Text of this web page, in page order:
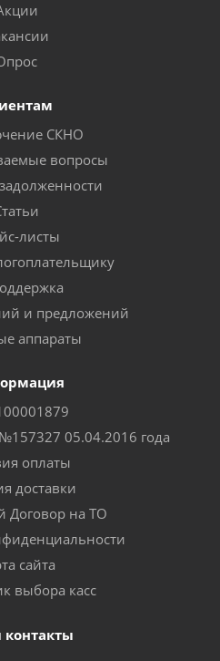
СКНО
вопросы
листы
и предложений
аппараты
05.04.2016 года
оплаты
доставки
Договор на ТО
сайта
выбора касс